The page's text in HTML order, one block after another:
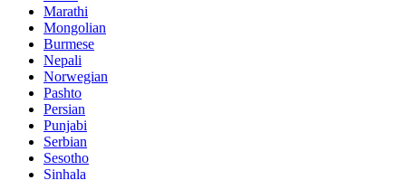
Marathi
Mongolian
Burmese
Nepali
Norwegian
Pashto
Persian
Punjabi
Serbian
Sesotho
Sinhala